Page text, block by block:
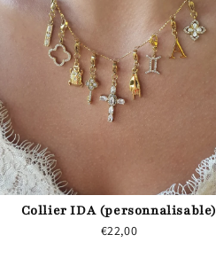
Collier IDA (personnalisable)
€22,00